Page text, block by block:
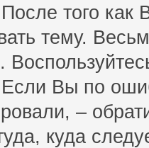
того как
тему.
Вы по
–
куда